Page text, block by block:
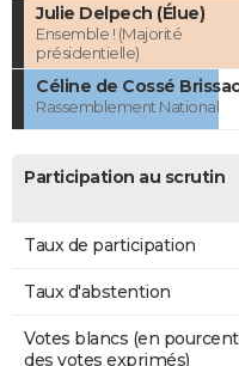
Julie Delpech (Élue)
Ensemble ! (Majorité
présidentielle)
Céline de Cossé
Rassemblement National
Participation au scrutin
Taux de participation
Taux d'abstention
Votes blancs (en
des votes exprimés)